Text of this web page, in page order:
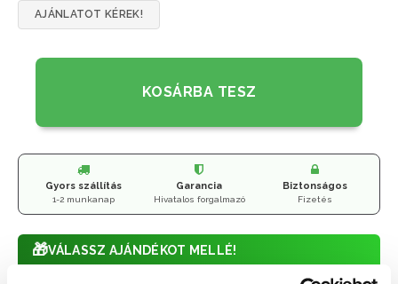
AJÁNLATOT KÉREK!
KOSÁRBA TESZ
Gyors szállítás
1-2 munkanap
Garancia
Hivatalos forgalmazó
Biztonságos
Fizetés
🎁VÁLASSZ AJÁNDÉKOT MELLÉ!